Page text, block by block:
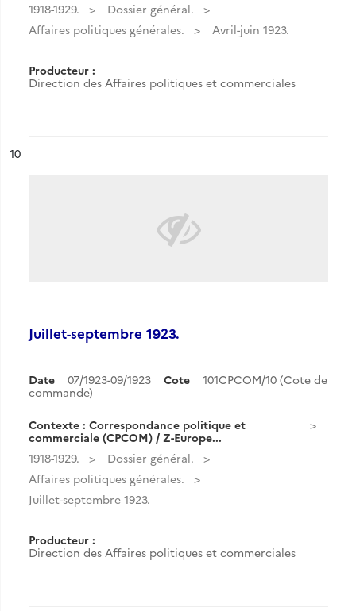
1918-1929.
Dossier général.
Affaires politiques générales.
Avril-juin 1923.
Producteur :
Direction des Affaires politiques et commerciales
n°
10
Juillet-septembre 1923.
Date 07/1923-09/1923 Cote
101CPCOM/10 (Cote de
commande)
Contexte : Correspondance politique et
commerciale (CPCOM) / Z-Europe...
1918-1929.
Dossier général.
Affaires politiques générales.
Juillet-septembre 1923.
Producteur :
Direction des Affaires politiques et commerciales